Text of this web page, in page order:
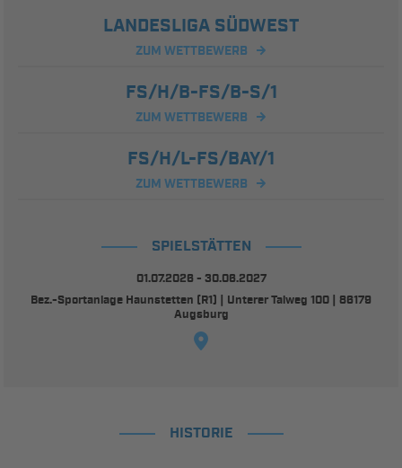
LANDESLIGA SÜDWEST
ZUM WETTBEWERB
FS/H/B-FS/B-S/1
ZUM WETTBEWERB
FS/H/L-FS/BAY/1
ZUM WETTBEWERB
SPIELSTÄTTEN
01.07.2026 - 30.06.2027
Bez.-Sportanlage Haunstetten (R1) | Unterer Talweg 100 | 86179
Augsburg
HISTORIE